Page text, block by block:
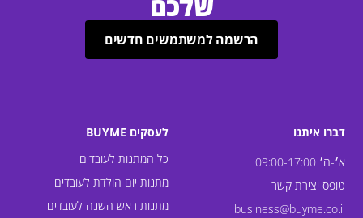
הרשמה למשתמשים חדשים
דברו איתנו
א׳-ה׳ 09:00-17:00
טופס יצירת קשר
business@buyme.co.il
לעסקים BUYME
כל המתנות לעובדים
מתנות יום הולדת לעובדים
מתנות ראש השנה לעובדים